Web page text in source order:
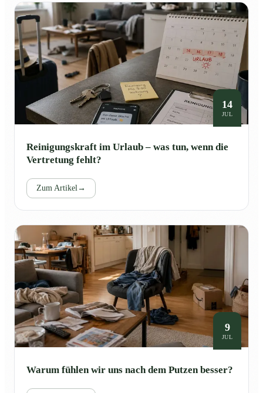
14
JUL
Reinigungskraft im Urlaub – was tun, wenn die
Vertretung fehlt?
Zum Artikel→
9
JUL
Warum fühlen wir uns nach dem Putzen besser?